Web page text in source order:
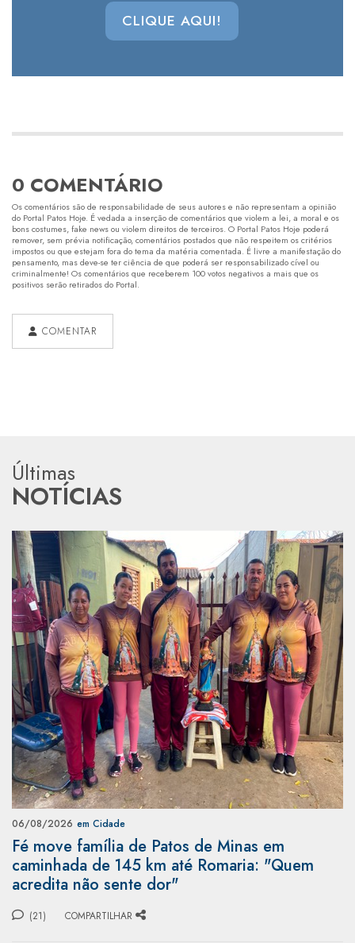
CLIQUE AQUI!
0 COMENTÁRIO
Os comentários são de responsabilidade de seus autores e não representam a opinião
do Portal Patos Hoje. É vedada a inserção de comentários que violem a lei, a moral e os
bons costumes, fake news ou violem direitos de terceiros. O Portal Patos Hoje poderá
remover, sem prévia notificação, comentários postados que não respeitem os critérios
impostos ou que estejam fora do tema da matéria comentada. É livre a manifestação do
pensamento, mas deve-se ter ciência de que poderá ser responsabilizado cível ou
criminalmente! Os comentários que receberem 100 votos negativos a mais que os
positivos serão retirados do Portal.
COMENTAR
Últimas
NOTÍCIAS
06/08/2026 em Cidade
Fé move família de Patos de Minas em
caminhada de 145 km até Romaria: "Quem
acredita não sente dor"
(21) COMPARTILHAR